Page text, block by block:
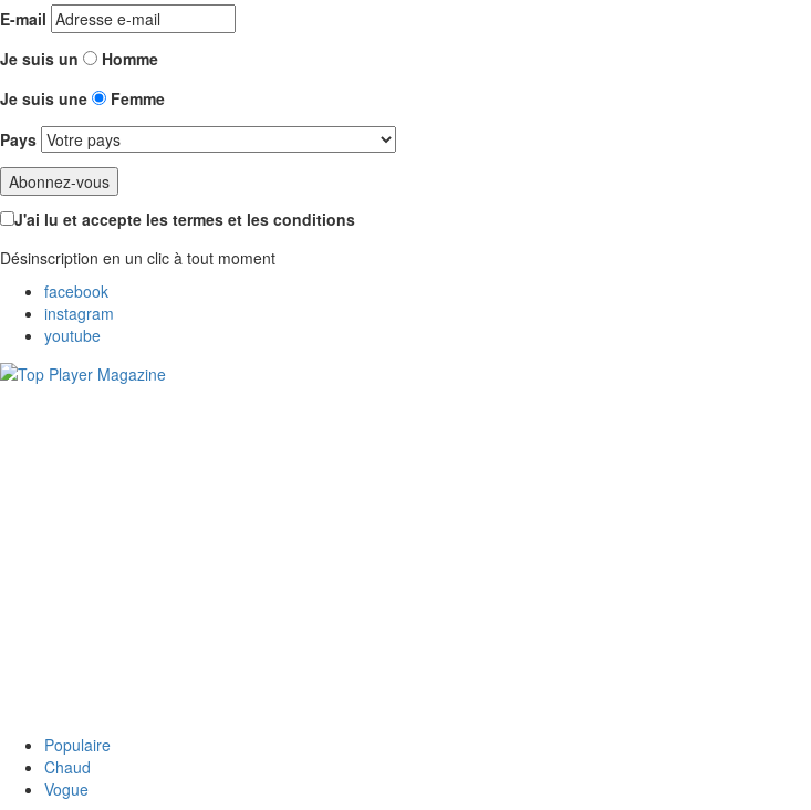
E-mail
Je suis un
Homme
Je suis une
Femme
Pays
J'ai lu et accepte les termes et les conditions
Désinscription en un clic à tout moment
facebook
instagram
youtube
Populaire
Chaud
Vogue